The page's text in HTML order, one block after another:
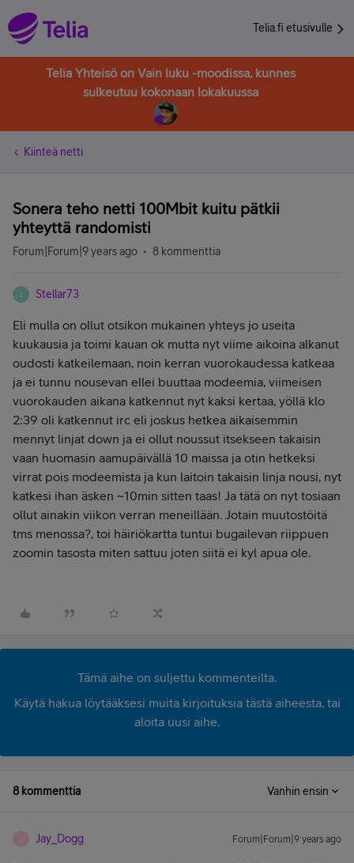
Telia.fi etusivulle
Telia Yhteisö on Vain luku -moodissa, kunnes
sulkeutuu kokonaan lokakuussa
Kiinteä netti
Sonera teho netti 100Mbit kuitu pätkii
yhteyttä randomisti
Forum|Forum|9 years ago 8 kommenttia
S Stellar73
Eli mulla on ollut otsikon mukainen yhteys jo useita
kuukausia ja toimi kauan ok mutta nyt viime aikoina alkanut
oudosti katkeilemaan, noin kerran vuorokaudessa katkeaa
ja ei tunnu nousevan ellei buuttaa modeemia, viimeisen
vuorokauden aikana katkennut nyt kaksi kertaa, yöllä klo
2:39 oli katkennut irc eli joskus hetkea aikaisemmin
mennyt linjat down ja ei ollut noussut itsekseen takaisin
vaan huomasin aamupäivällä 10 maissa ja otin hetkeksi
virrat pois modeemista ja kun laitoin takaisin linja nousi, nyt
katkesi ihan äsken ~10min sitten taas! Ja tätä on nyt tosiaan
ollut ainakin viikon verran meneillään. Jotain muutostöitä
tms menossa?, toi häiriökartta tuntui bugailevan riippuen
zoomin tasosta miten sattuu joten siitä ei kyl apua ole.
Tämä aihe on suljettu kommenteilta.
Käytä hakua löytääksesi muita kirjoituksia tästä aiheesta, tai
aloita uusi aihe.
8 kommenttia Vanhin ensin
Jay_Dogg Forum|Forum|9 years ago